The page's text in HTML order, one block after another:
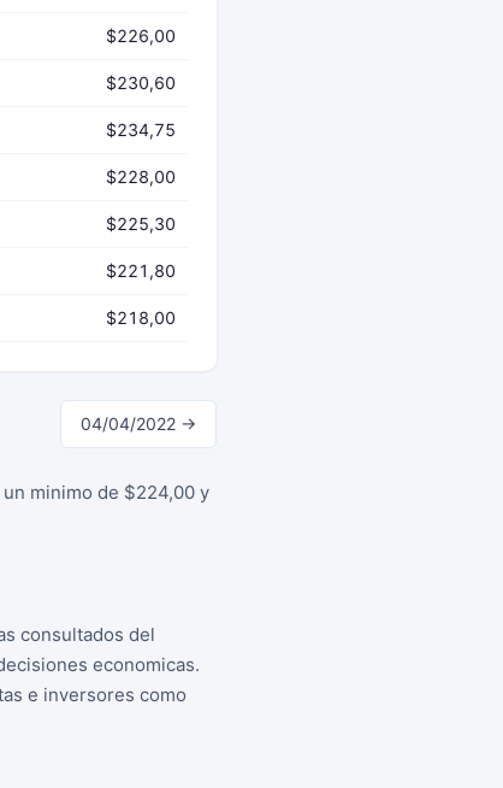
$226,00
$230,60
$234,75
$228,00
$225,30
$221,80
$218,00
04/04/2022 →
minimo de $224,00 y
consultados del
economicas.
e inversores como